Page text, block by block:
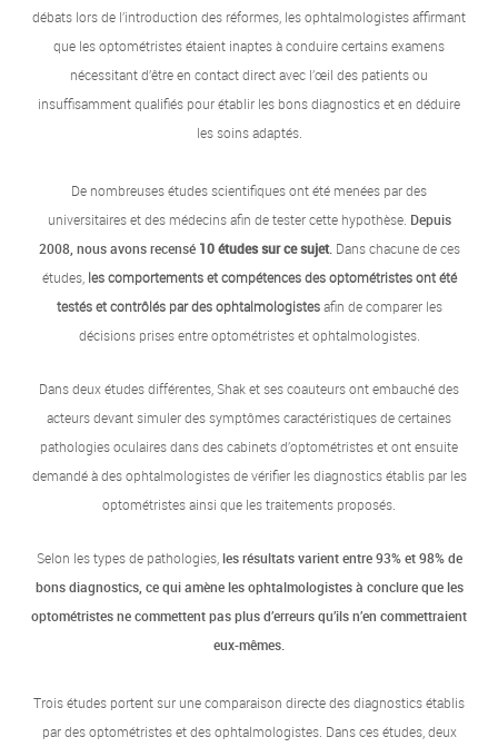
débats lors de l’introduction des réformes, les ophtalmologistes affirmant
que les optométristes étaient inaptes à conduire certains examens
nécessitant d’être en contact direct avec l’œil des patients ou
insuffisamment qualifiés pour établir les bons diagnostics et en déduire
les soins adaptés.
De nombreuses études scientifiques ont été menées par des
universitaires et des médecins afin de tester cette hypothèse. Depuis
2008, nous avons recensé 10 études sur ce sujet.Dans chacune de ces
études,les comportements et compétences des optométristes ont été
testés et contrôlés par des ophtalmologistesafin de comparer les
décisions prises entre optométristes et ophtalmologistes.
Dans deux études différentes, Shak et ses coauteurs ont embauché des
acteurs devant simuler des symptômes caractéristiques de certaines
pathologies oculaires dans des cabinets d’optométristes et ont ensuite
demandé à des ophtalmologistes de vérifier les diagnostics établis par les
optométristes ainsi que les traitements proposés.
Selon les types de pathologies,les résultats varient entre 93% et 98% de
bons diagnostics, ce qui amène les ophtalmologistes à conclure que les
optométristes ne commettent pas plus d’erreurs qu’ils n’en commettraient
eux-mêmes.
Trois études portent sur une comparaison directe des diagnostics établis
par des optométristes et des ophtalmologistes. Dans ces études, deux